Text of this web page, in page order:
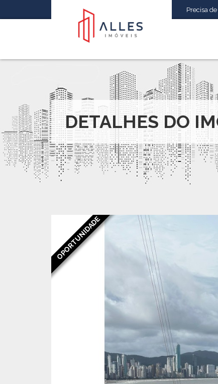
Precisa
DETALHES DO
OPORTUNIDADE